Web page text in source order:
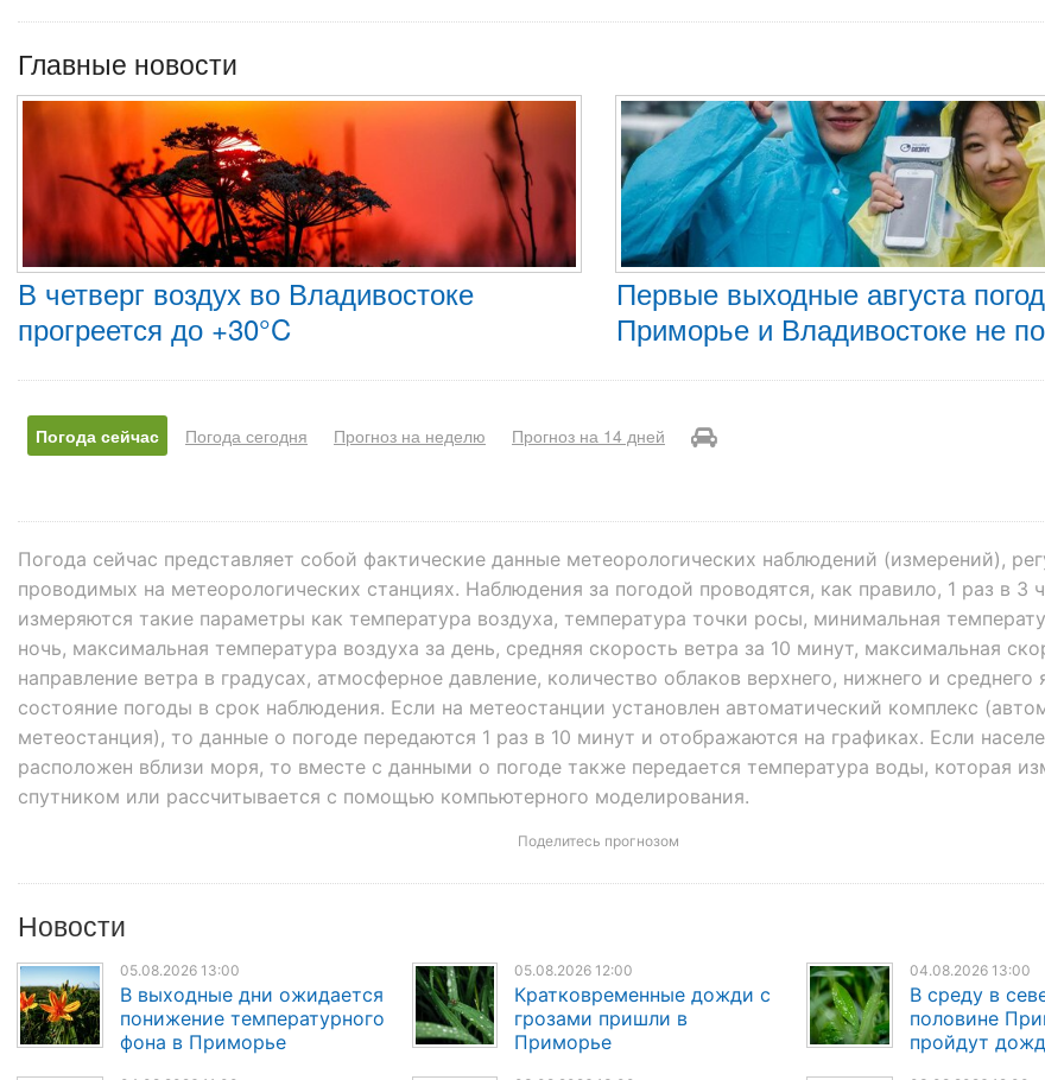
Главные новости
В четверг воздух во Владивостоке
прогреется до +30°C
Первые выходные августа
Приморье и Владивостоке не
Погода сейчас Погода сегодня Прогноз на неделю Прогноз на 14 дней
Погода сейчас представляет собой фактические данные метеорологических наблюдений (измерений),
проводимых на метеорологических станциях. Наблюдения за погодой проводятся, как правило, 1 раз в 3
измеряются такие параметры как температура воздуха, температура точки росы, минимальная
ночь, максимальная температура воздуха за день, средняя скорость ветра за 10 минут, максимальная
направление ветра в градусах, атмосферное давление, количество облаков верхнего, нижнего и среднего
состояние погоды в срок наблюдения. Если на метеостанции установлен автоматический комплекс
метеостанция), то данные о погоде передаются 1 раз в 10 минут и отображаются на графиках. Если
расположен вблизи моря, то вместе с данными о погоде также передается температура воды, которая
спутником или рассчитывается с помощью компьютерного моделирования.
Поделитесь прогнозом
Новости
05.08.2026 13:00
В выходные дни ожидается
понижение температурного
фона в Приморье
05.08.2026 12:00
Кратковременные дожди с
грозами пришли в
Приморье
04.08.2026 13:00
В среду в
половине
пройдут